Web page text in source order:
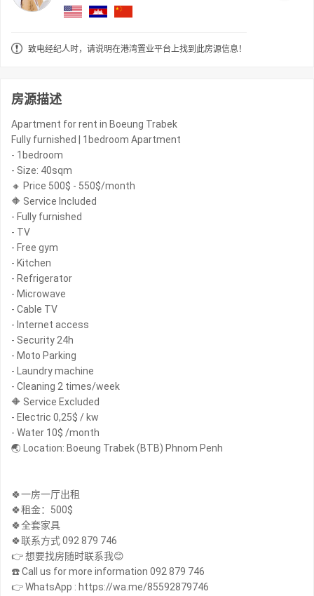
致电经纪人时，请说明在港湾置业平台上找到此房源信息！
房源描述
Apartment for rent in Boeung Trabek
Fully furnished | 1bedroom Apartment
- 1bedroom
- Size: 40sqm
🔸 Price 500$ - 550$/month
🔶 Service Included
- Fully furnished
- TV
- Free gym
- Kitchen
- Refrigerator
- Microwave
- Cable TV
- Internet access
- Security 24h
- Moto Parking
- Laundry machine
- Cleaning 2 times/week
🔶 Service Excluded
- Electric 0,25$ / kw
- Water 10$ /month
🌏 Location: Boeung Trabek (BTB) Phnom Penh
🍀一房一厅出租
🍀租金：500$
🍀全套家具
🍀联系方式 092 879 746
👉 想要找房随时联系我😊
☎️ Call us for more information 092 879 746
👉 WhatsApp : https://wa.me/85592879746